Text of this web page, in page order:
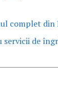
complet din
de